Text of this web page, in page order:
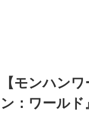
【モンハン
ン：ワールド